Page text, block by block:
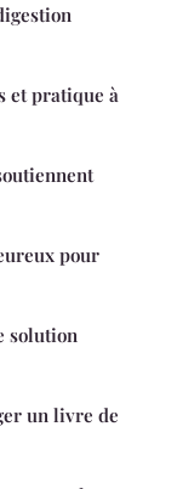
et pratique à
pour
solution
un livre de